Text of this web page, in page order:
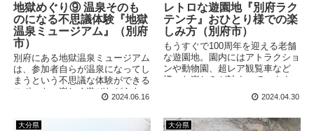
地獄めぐり⑨ 温泉そのも
のになる不思議体験『地獄
温泉ミュージアム』（別府
市）
別府にある地獄温泉ミュージアム
は、参加者自らが温泉になってし
まうという不思議な体験ができる
スポット。楽しく遊びながらも、
いつの間にか別府温泉に詳しくな
っています。
2024.06.16
レトロな遊園地『別府ラク
テンチ』おひとり様での楽
しみ方（別府市）
もうすぐで100周年を迎える老舗
な遊園地。園内にはアトラクショ
ンや動物園、超レア観覧車など
様々な楽しみが詰まっています。
しまいましたが、果たして楽しめ
2024.04.30
大分県 大分県